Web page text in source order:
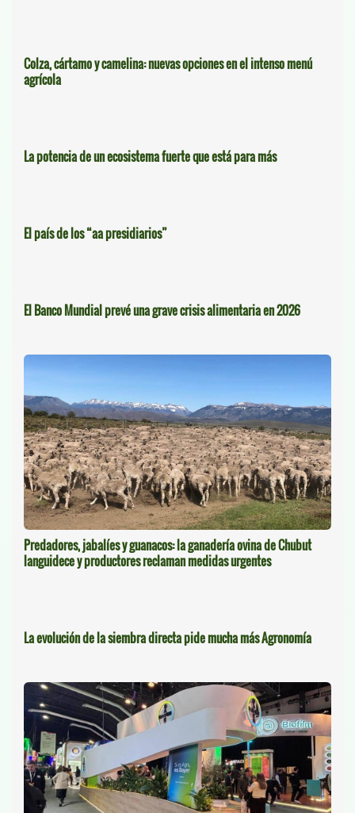
Colza, cártamo y camelina: nuevas opciones en el intenso menú
agrícola
La potencia de un ecosistema fuerte que está para más
El país de los “aa presidiarios”
El Banco Mundial prevé una grave crisis alimentaria en 2026
Predadores, jabalíes y guanacos: la ganadería ovina de Chubut
languidece y productores reclaman medidas urgentes
La evolución de la siembra directa pide mucha más Agronomía